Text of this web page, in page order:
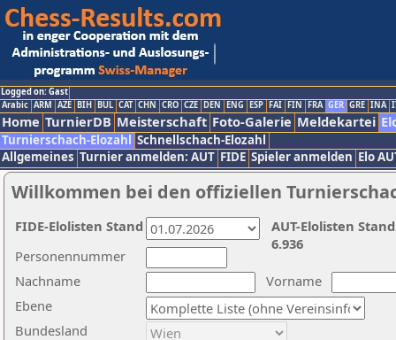
Logged on: Gast
Arabic ARM AZE BIH BUL CAT CHN CRO CZE DEN ENG ESP FAI FIN FRA GER GRE INA
Home TurnierDB Meisterschaft Foto-Galerie Meldekartei
Turnierschach-Elozahl Schnellschach-Elozahl
Allgemeines Turnier anmelden: AUT FIDE Spieler anmelden Elo
Willkommen bei den offiziellen
Nachname
Vorname
Ebene
Personennummer
Bundesland
AUT-Elolisten
6.936
FIDE-Elolisten Stand